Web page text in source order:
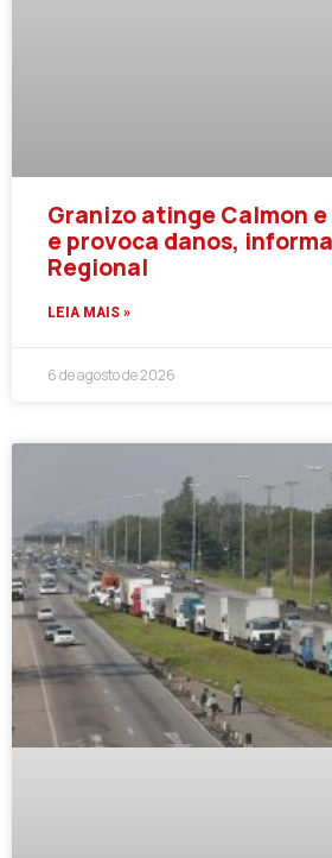
Granizo atinge Calmon
e provoca danos,
Regional
LEIA MAIS »
6 de agosto de 2026